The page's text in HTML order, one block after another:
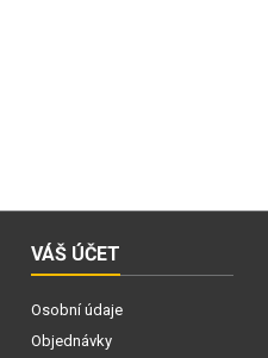
VÁŠ ÚČET
Osobní údaje
Objednávky